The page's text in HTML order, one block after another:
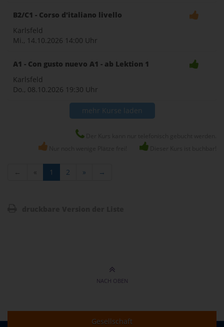
B2/C1 - Corso d'italiano livello
Karlsfeld
Mi., 14.10.2026 14:00 Uhr
A1 - Con gusto nuevo A1 - ab Lektion 1
Karlsfeld
Do., 08.10.2026 19:30 Uhr
mehr Kurse laden
← « 1 2 » →
NACH OBEN
Gesellschaft